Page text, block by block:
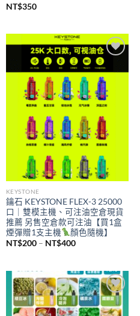
評分5.00
NT$350
Add to
wishlist
KEYSTONE
鑰石 KEYSTONE FLEX-3 25000
口｜雙模主機、可注油空倉現貨
推薦 另售空倉款可注油【買1盒
煙彈贈1支主機
顏色隨機】
NT$200 – NT$400價
NT$200
到
NT$400
Add to
wishlist